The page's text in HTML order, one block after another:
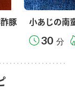
豚 小あじの南
30 分